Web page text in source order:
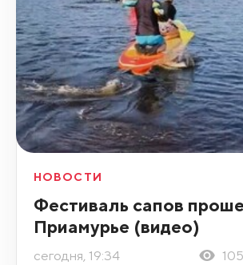
НОВОСТИ
Фестиваль сапов
Приамурье (видео)
сегодня, 19:34 105